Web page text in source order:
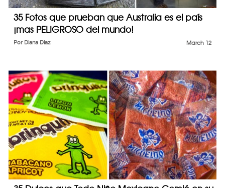
35 Fotos que prueban que Australia es el país
¡mas PELIGROSO del mundo!
March 12
Por Diana Diaz